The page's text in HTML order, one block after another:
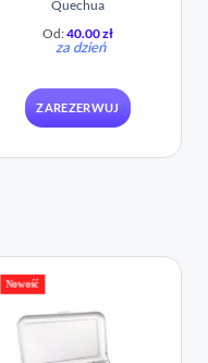
Quechua
Od:40.00zł
za dzień
ZAREZERWUJ
Nowość